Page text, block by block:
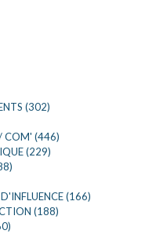
(302)
COM' (446)
(229)
(166)
(188)